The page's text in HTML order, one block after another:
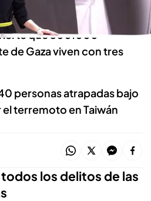
que 300.000
de Gaza viven con tres
personas atrapadas bajo
terremoto en Taiwán
todos los delitos de las